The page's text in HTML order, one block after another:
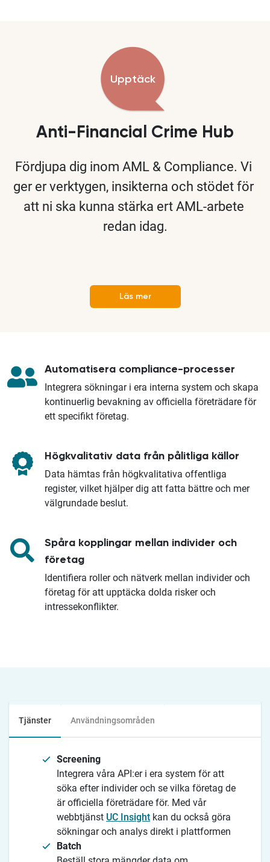
Upptäck
Anti-Financial Crime Hub
Fördjupa dig inom AML & Compliance. Vi
ger er verktygen, insikterna och stödet för
att ni ska kunna stärka ert AML-arbete
redan idag.
Läs mer
Automatisera compliance-processer
Integrera sökningar i era interna system och skapa
kontinuerlig bevakning av officiella företrädare för
ett specifikt företag.
Högkvalitativ data från pålitliga källor
Data hämtas från högkvalitativa offentliga
register, vilket hjälper dig att fatta bättre och mer
välgrundade beslut.
Spåra kopplingar mellan individer och
företag
Identifiera roller och nätverk mellan individer och
företag för att upptäcka dolda risker och
intressekonflikter.
Tjänster Användningsområden
Screening
Integrera våra API:er i era system för att
söka efter individer och se vilka företag de
är officiella företrädare för. Med vår
webbtjänst UC Insight kan du också göra
sökningar och analys direkt i plattformen
Batch